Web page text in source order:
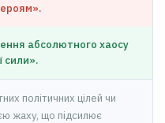
абсолютного хаосу
сили».
політичних цілей чи
жаху, що підсилює